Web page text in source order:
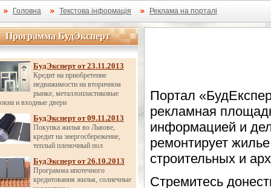
Головна Текстова інформація Реклама на порталі
Программа БудЭксперт
Программа БудЭксперт
БудЭксперт от 23.11.2013
Кредит на приобретение
недвижимости на вторичном
рынке, металлопластиковые
окна и входные двери
БудЭксперт от 09.11.2013
Покупка жилья во Львове,
кредит на энергосбережение,
теплый пленочный пол
БудЭксперт от 26.10.2013
Программа ипотечного
кредитования жилья, солнечные
Портал
рекламная
информацией и
ремонтирует
строительных и
Стремитесь